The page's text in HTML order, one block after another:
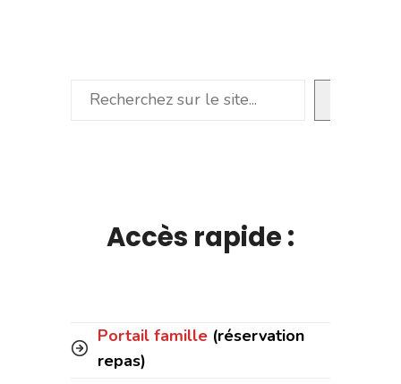
Rechercher
Accès rapide :
Portail famille (réservation
repas)